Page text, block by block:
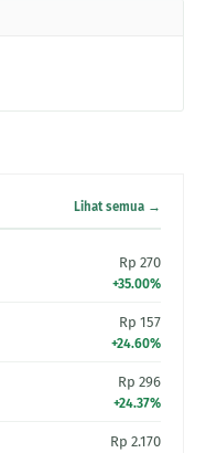
Lihat semua →
Rp 270
+35.00%
Rp 157
+24.60%
Rp 296
+24.37%
Rp 2.170